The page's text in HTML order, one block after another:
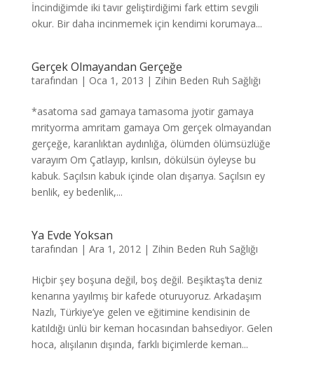
İncindiğimde iki tavır geliştirdiğimi fark ettim sevgili
okur. Bir daha incinmemek için kendimi korumaya...
Gerçek Olmayandan Gerçeğe
tarafından | Oca 1, 2013 | Zihin Beden Ruh Sağlığı
*asatoma sad gamaya tamasoma jyotir gamaya
mrityorma amritam gamaya Om gerçek olmayandan
gerçeğe, karanlıktan aydınlığa, ölümden ölümsüzlüğe
varayım Om Çatlayıp, kırılsın, dökülsün öyleyse bu
kabuk. Saçılsın kabuk içinde olan dışarıya. Saçılsın ey
benlik, ey bedenlik,...
Ya Evde Yoksan
tarafından | Ara 1, 2012| Zihin Beden Ruh Sağlığı
Hiçbir şey boşuna değil, boş değil. Beşiktaş’ta deniz
kenarına yayılmış bir kafede oturuyoruz. Arkadaşım
Nazlı, Türkiye’ye gelen ve eğitimine kendisinin de
katıldığı ünlü bir keman hocasından bahsediyor. Gelen
hoca, alışılanın dışında, farklı biçimlerde keman...